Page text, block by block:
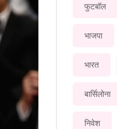
फुटबॉल
भाजपा
भारत
बार्सिलोना
निवेश